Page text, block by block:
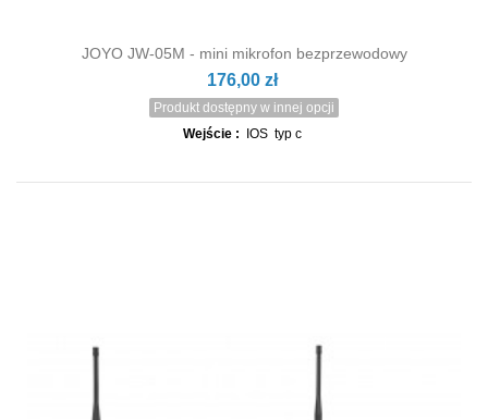
JOYO JW-05M - mini mikrofon bezprzewodowy
176,00 zł
Produkt dostępny w innej opcji
Wejście :
IOS typ c